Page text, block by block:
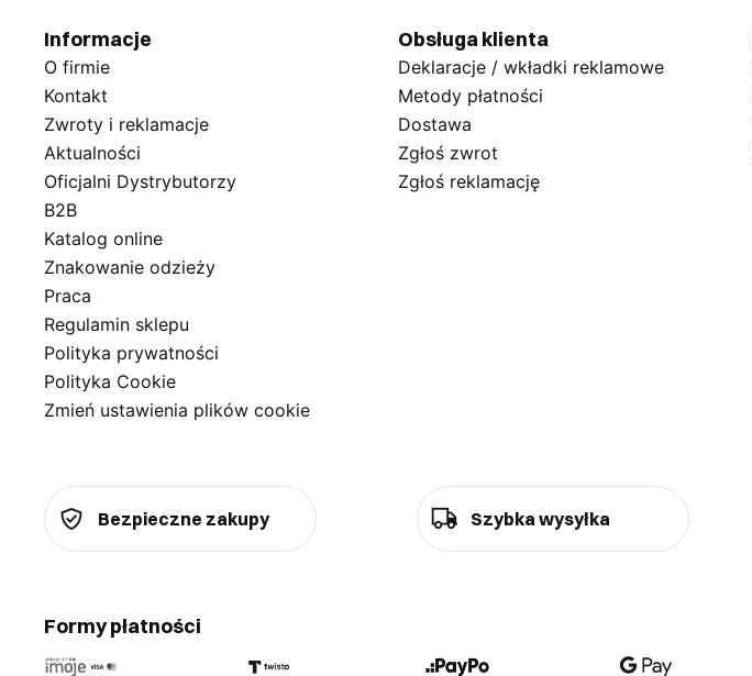
Informacje
O firmie
Kontakt
Zwroty i reklamacje
Aktualności
Oficjalni Dystrybutorzy
B2B
Katalog online
Znakowanie odzieży
Praca
Regulamin sklepu
Polityka prywatności
Polityka Cookie
Zmień ustawienia plików cookie
Obsługa klienta
Deklaracje / wkładki reklamowe
Metody płatności
Dostawa
Zgłoś zwrot
Zgłoś reklamację
Bezpieczne zakupy Szybka wysyłka
Formy płatności